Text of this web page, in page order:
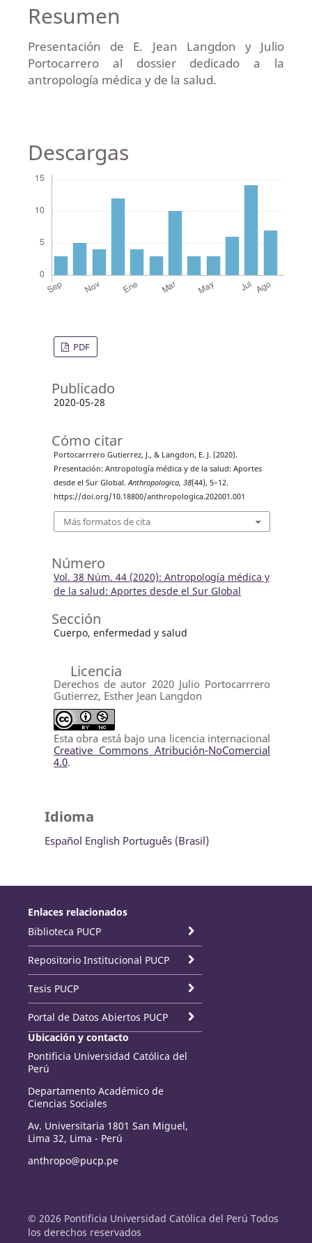
Resumen
Presentación de E. Jean Langdon y Julio
Portocarrero al dossier dedicado a la
antropología médica y de la salud.
Descargas
PDF
Publicado
2020-05-28
Cómo citar
Portocarrrero Gutierrez, J., & Langdon, E. J. (2020).
Presentación: Antropología médica y de la salud: Aportes
desde el Sur Global.Anthropologica, 38(44), 5–12.
https://doi.org/10.18800/anthropologica.202001.001
Más formatos de cita
Número
Vol. 38 Núm. 44 (2020): Antropología médica y
de la salud: Aportes desde el Sur Global
Sección
Cuerpo, enfermedad y salud
Licencia
Derechos de autor 2020 Julio Portocarrrero
Gutierrez, Esther Jean Langdon
Esta obra está bajo una licencia internacional
Creative Commons Atribución-NoComercial
4.0.
Idioma
Español English Português (Brasil)
Enlaces relacionados
Biblioteca PUCP
Repositorio Institucional PUCP
Tesis PUCP
Portal de Datos Abiertos PUCP
Ubicación y contacto
Pontificia Universidad Católica del
Perú
Departamento Académico de
Ciencias Sociales
Av. Universitaria 1801 San Miguel,
Lima 32, Lima - Perú
anthropo@pucp.pe
© 2026 Pontificia Universidad Católica del Perú Todos
los derechos reservados